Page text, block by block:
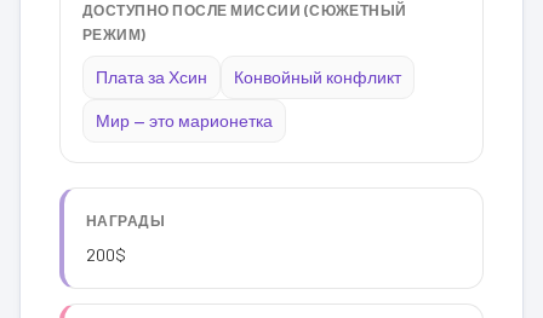
ДОСТУПНО ПОСЛЕ МИССИИ (СЮЖЕТНЫЙ
РЕЖИМ)
Плата за Хсин Конвойный конфликт
Мир — это марионетка
НАГРАДЫ
200$